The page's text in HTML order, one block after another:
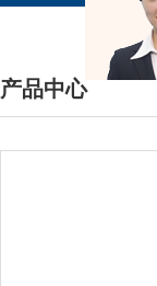
产品中心
/ PRODUCTS